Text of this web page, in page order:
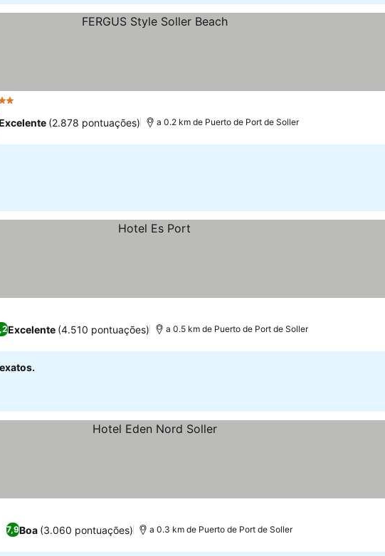
(2.878 pontuações) a 0.2 km de Puerto de Port de Soller
Excelente (4.510 pontuações) a 0.5 km de Puerto de Port de Soller
7,9Boa (3.060 pontuações) a 0.3 km de Puerto de Port de Soller